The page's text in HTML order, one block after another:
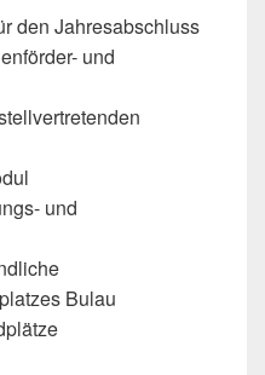
den Jahresabschluss
und
und
Bulau